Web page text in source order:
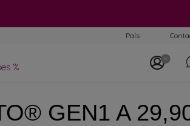
País
para máquinas
%
Telefone
GEN1 A